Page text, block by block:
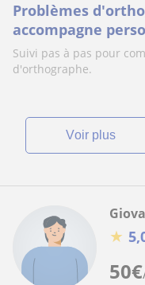
Problèmes
accompagne
améliorer
Suivi pas à pas pour
d'orthographe.
voir plus
50€
★